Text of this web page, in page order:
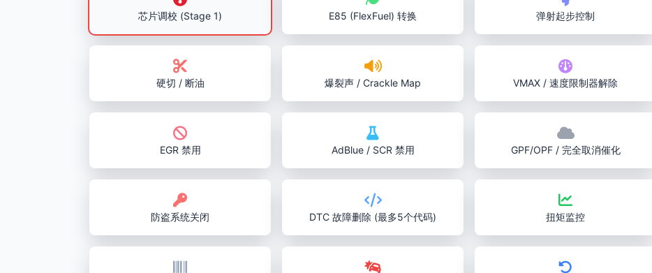
芯片调校 (Stage 1) E85 (FlexFuel) 转换 弹射起步控制
硬切 / 断油 爆裂声 / Crackle Map VMAX / 速度限制器解除
EGR 禁用 AdBlue / SCR 禁用 GPF/OPF / 完全取消催化
防盗系统关闭 DTC 故障删除 (最多5个代码) 扭矩监控